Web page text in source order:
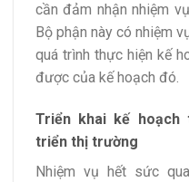
cần đảm nhận nhiệm
Bộ phận này có nhiệm
quá trình thực hiện kế
được của kế hoạch đó.
Triển khai kế
triển thị trường
Nhiệm vụ hết sức